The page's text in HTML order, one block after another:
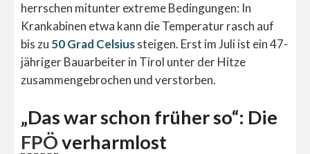
herrschen mitunter extreme Bedingungen: In
Krankabinen etwa kann die Temperatur rasch auf
bis zu 50 Grad Celsiussteigen. Erst im Juli ist ein 47-
jähriger Bauarbeiter in Tirol unter der Hitze
zusammengebrochen und verstorben.
„Das war schon früher so“: Die
FPÖverharmlost